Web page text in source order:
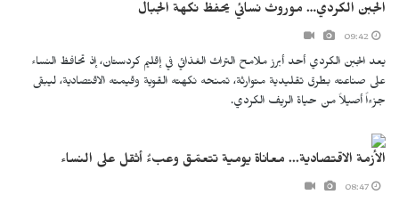
الجبن الكردي… موروث نسائي يحفظ نكهة الجبال
يعد الجبن الكردي أحد أبرز ملامح التراث الغذائي في إقليم كردستان، إذ تحافظ النساء
على صناعته بطرق تقليدية متوارثة، تمنحه نكهته القوية وقيمته الاقتصادية، ليبقى
جزءاً أصيلاً من حياة الريف الكردي.
الأزمة الاقتصادية... معاناة يومية تتعمّق وعبءٌ أثقل على النساء